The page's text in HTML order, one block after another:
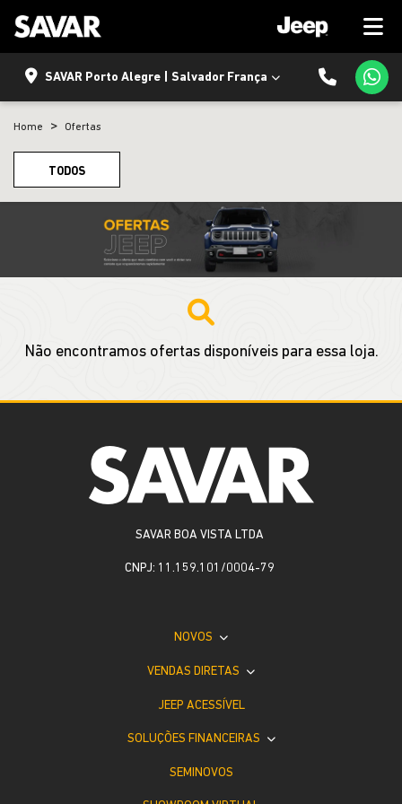
SAVAR Porto Alegre | Salvador França
Home Ofertas
TODOS
Não encontramos ofertas disponíveis para essa loja.
SAVAR BOA VISTA LTDA
CNPJ: 11.159.101/0004-79
NOVOS
VENDAS DIRETAS
JEEP ACESSÍVEL
SOLUÇÕES FINANCEIRAS
SEMINOVOS